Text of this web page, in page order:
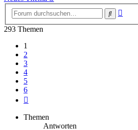
Suche
293 Themen
1
2
3
4
5
6
Themen
Antworten